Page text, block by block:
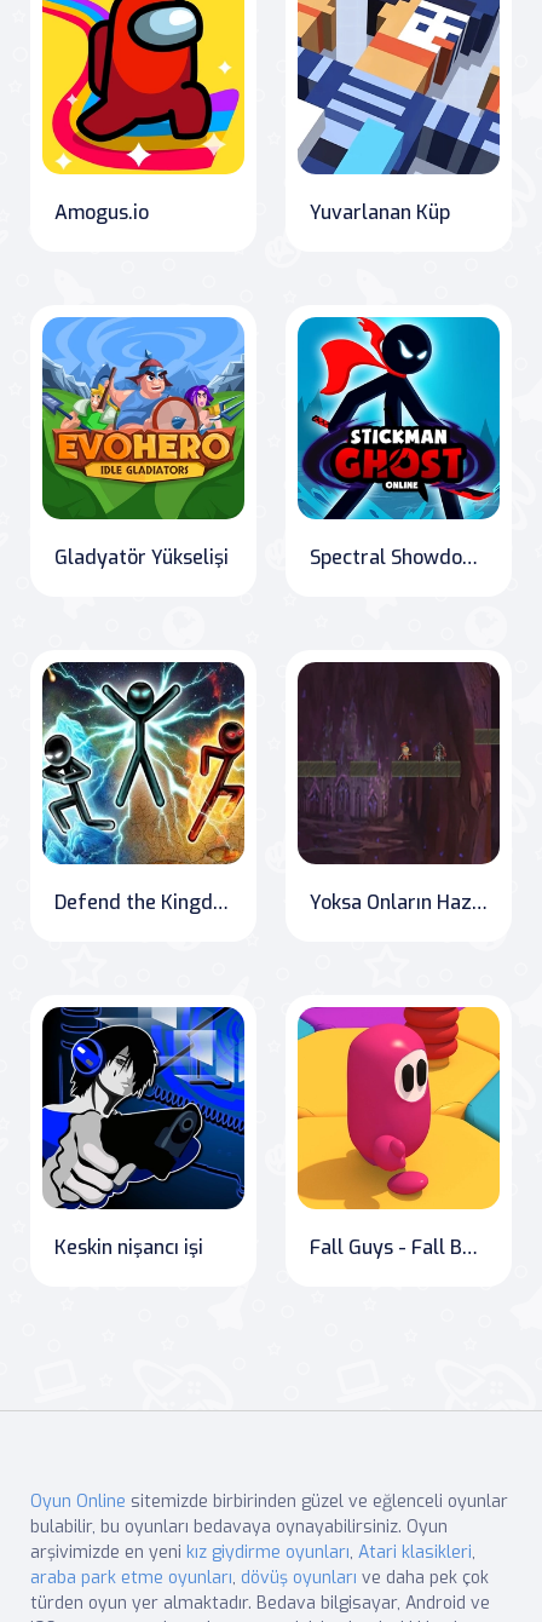
Amogus.io Yuvarlanan Küp
Gladyatör Yükselişi Spectral Showdown: Stickman Ghost Seeker
Defend the Kingdom: Sarens Rising Yoksa Onların Hazinesi? - Treasure Warriors Online
Keskin nişancı işi Fall Guys - Fall Beans
Oyun Online sitemizde birbirinden güzel ve eğlenceli oyunlar
bulabilir, bu oyunları bedavaya oynayabilirsiniz. Oyun
arşivimizde en yeni kız giydirme oyunları, Atari klasikleri,
araba park etme oyunları, dövüş oyunları ve daha pek çok
türden oyun yer almaktadır. Bedava bilgisayar, Android ve